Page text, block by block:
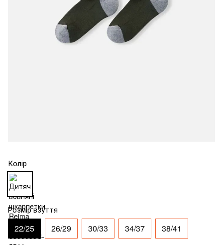
Колір
Розмір взуття
22/25 26/29 30/33 34/37 38/41